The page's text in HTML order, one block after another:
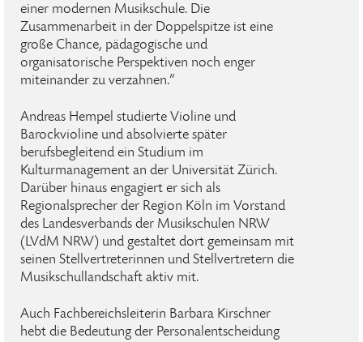
einer modernen Musikschule. Die
Zusammenarbeit in der Doppelspitze ist eine
große Chance, pädagogische und
organisatorische Perspektiven noch enger
miteinander zu verzahnen.“
Andreas Hempel studierte Violine und
Barockvioline und absolvierte später
berufsbegleitend ein Studium im
Kulturmanagement an der Universität Zürich.
Darüber hinaus engagiert er sich als
Regionalsprecher der Region Köln im Vorstand
des Landesverbands der Musikschulen NRW
(LVdM NRW) und gestaltet dort gemeinsam mit
seinen Stellvertreterinnen und Stellvertretern die
Musikschullandschaft aktiv mit.
Auch Fachbereichsleiterin Barbara Kirschner
hebt die Bedeutung der Personalentscheidung